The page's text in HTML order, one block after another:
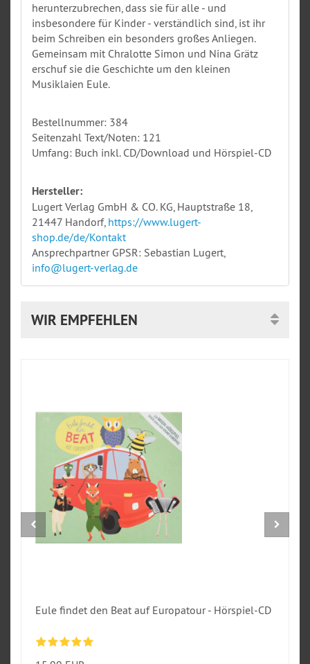
herunterzubrechen, dass sie für alle - und
insbesondere für Kinder - verständlich sind, ist ihr
beim Schreiben ein besonders großes Anliegen.
Gemeinsam mit Chralotte Simon und Nina Grätz
erschuf sie die Geschichte um den kleinen
Musiklaien Eule.
Bestellnummer: 384
Seitenzahl Text/Noten: 121
Umfang: Buch inkl. CD/Download und Hörspiel-CD
Hersteller:
Lugert Verlag GmbH & CO. KG, Hauptstraße 18,
21447 Handorf, https://www.lugert-
shop.de/de/Kontakt
Ansprechpartner GPSR: Sebastian Lugert,
info@lugert-verlag.de
WIR EMPFEHLEN
Eule findet den Beat auf Europatour - Hörspiel-CD